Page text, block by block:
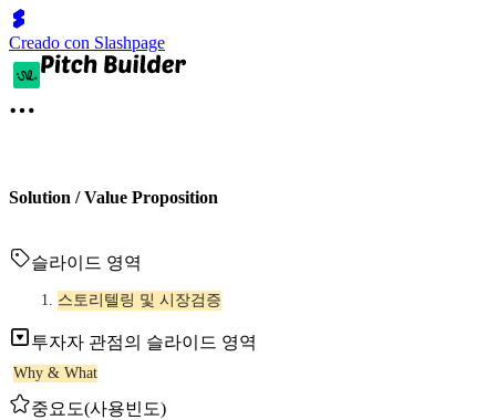
Creado con Slashpage
Solution / Value Proposition
슬라이드 영역
스토리텔링 및 시장검증
투자자 관점의 슬라이드 영역
Why & What
중요도(사용빈도)